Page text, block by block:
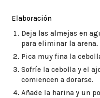
Elaboración
Deja las almejas en
para eliminar la arena.
Pica muy fina la
Sofríe la cebolla y el
comiencen a dorarse.
Añade la harina y un